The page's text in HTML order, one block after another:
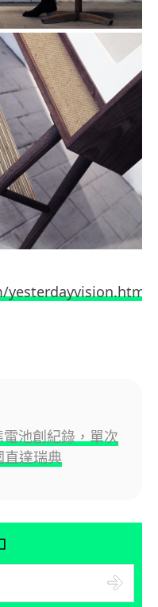
池創紀錄，單次
直達瑞典